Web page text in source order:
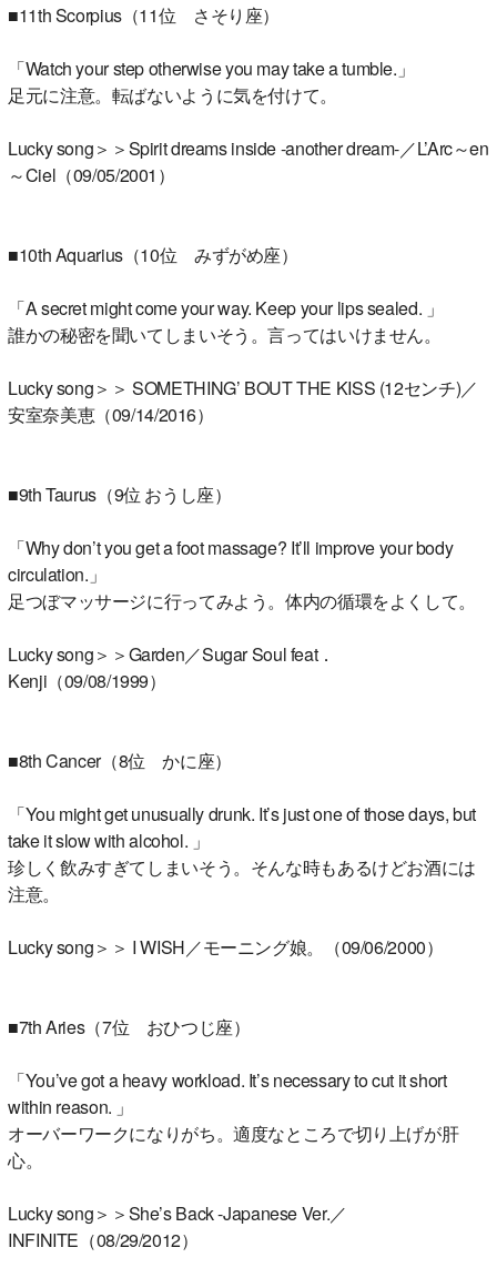
■11th Scorpius（11位 さそり座）
「Watch your step otherwise you may take a tumble.」
足元に注意。転ばないように気を付けて。
Lucky song＞＞Spirit dreams inside -another dream-／L’Arc～en
～Ciel（09/05/2001）
■10th Aquarius（10位 みずがめ座）
「A secret might come your way. Keep your lips sealed. 」
誰かの秘密を聞いてしまいそう。言ってはいけません。
Lucky song＞＞ SOMETHING’ BOUT THE KISS (12センチ)／
安室奈美恵（09/14/2016）
■9th Taurus（9位 おうし座）
「Why don’t you get a foot massage? It’ll improve your body
circulation.」
足つぼマッサージに行ってみよう。体内の循環をよくして。
Lucky song＞＞Garden／Sugar Soul feat．
Kenji（09/08/1999）
■8th Cancer（8位 かに座）
「You might get unusually drunk. It’s just one of those days, but
take it slow with alcohol. 」
珍しく飲みすぎてしまいそう。そんな時もあるけどお酒には
注意。
Lucky song＞＞ I WISH／モーニング娘。（09/06/2000）
■7th Aries（7位 おひつじ座）
「You’ve got a heavy workload. It’s necessary to cut it short
within reason. 」
オーバーワークになりがち。適度なところで切り上げが肝
心。
Lucky song＞＞She’s Back -Japanese Ver.／
INFINITE（08/29/2012）